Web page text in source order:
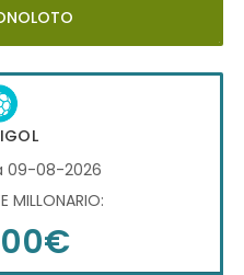
09-08-2026
MILLONARIO: